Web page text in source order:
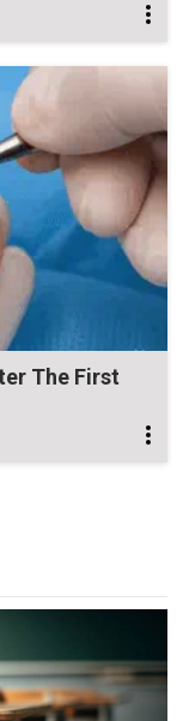
The First